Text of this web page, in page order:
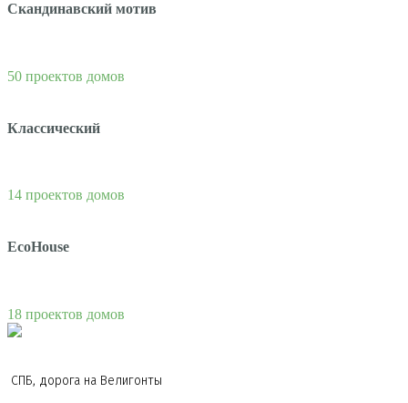
Скандинавский мотив
50 проектов домов
Классический
14 проектов домов
EcoHouse
18 проектов домов
СПБ, дорога на Велигонты